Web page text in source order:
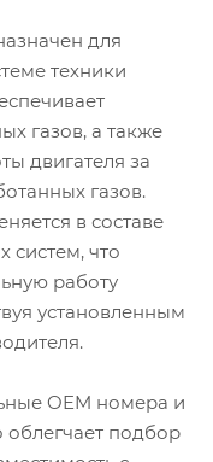
для
техники
газов, а также
двигателя за
газов.
в составе
систем, что
работу
установленным
OEM номера и
облегчает подбор